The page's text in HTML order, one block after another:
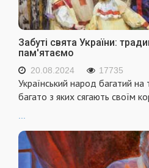
Забуті свята України:
пам'ятаємо
20.08.2024 17735
Український народ багатий на
багато з яких сягають своїм
...